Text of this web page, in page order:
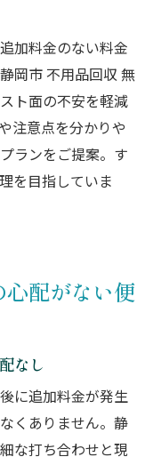
加料金のない料金
岡市 不用品回収 無
ト面の不安を軽減
注意点を分かりや
ランをご提案。す
を目指していま
配がない便
なし
に追加料金が発生
くありません。静
な打ち合わせと現